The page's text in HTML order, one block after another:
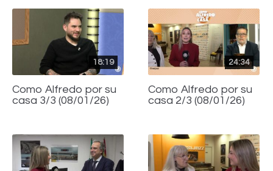
18:19
Como Alfredo por su
casa 3/3 (08/01/26)
24:34
Como Alfredo por su
casa 2/3 (08/01/26)